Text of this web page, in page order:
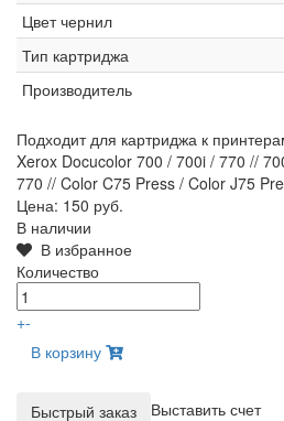
Цвет чернил
Тип картриджа
Производитель
Подходит для картриджа к
Xerox Docucolor 700 / 700i / 770 //
770 // Color C75 Press / Color J75
Цена: 150 руб.
В наличии
В избранное
Количество
+-
В корзину
Выставить счет